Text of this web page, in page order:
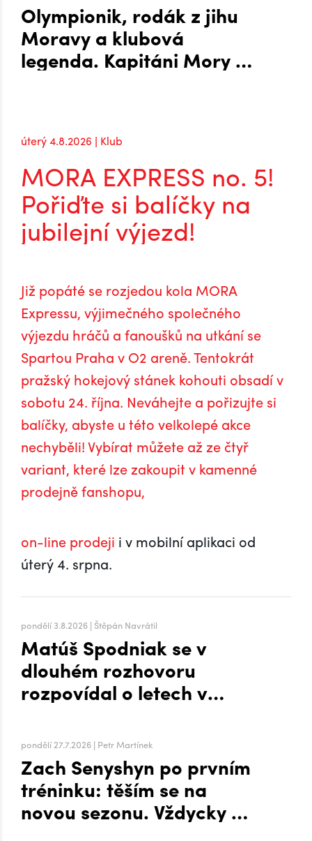
Olympionik, rodák z jihu
Moravy a klubová
legenda. Kapitáni Mory po
úterý 4.8.2026 | Klub
MORA EXPRESS no. 5!
Pořiďte si balíčky na
jubilejní výjezd!
Již popáté se rozjedou kola MORA
Expressu, výjimečného společného
výjezdu hráčů a fanoušků na utkání se
Spartou Praha v O2 areně. Tentokrát
pražský hokejový stánek kohouti obsadí v
sobotu 24. října. Neváhejte a pořizujte si
balíčky, abyste u této velkolepé akce
nechyběli! Vybírat můžete až ze čtyř
variant, které lze zakoupit v kamenné
prodejně fanshopu,
on-line prodeji i v mobilní aplikaci od
úterý 4. srpna.
pondělí 3.8.2026 | Štěpán Navrátil
Matúš Spodniak se v
dlouhém rozhovoru
rozpovídal o letech v
pondělí 27.7.2026 | Petr Martínek
Zach Senyshyn po prvním
tréninku: těším se na
novou sezonu. Vždycky mi